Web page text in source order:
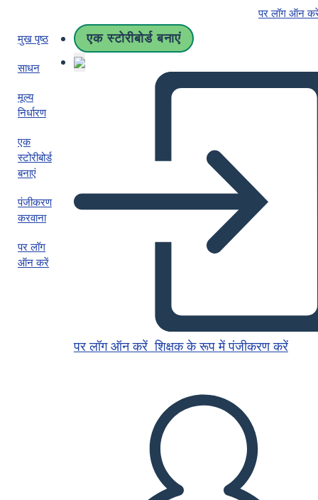
पर लॉग ऑन
मुख पृष्ठ
साधन
मूल्य
निर्धारण
एक
स्टोरीबोर्ड
बनाएं
पंजीकरण
करवाना
पर लॉग
ऑन करें
एक स्टोरीबोर्ड बनाएं
पर लॉग ऑन करें शिक्षक के रूप में पंजीकरण करें